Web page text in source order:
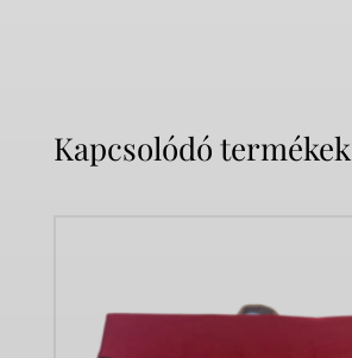
Kapcsolódó termékek